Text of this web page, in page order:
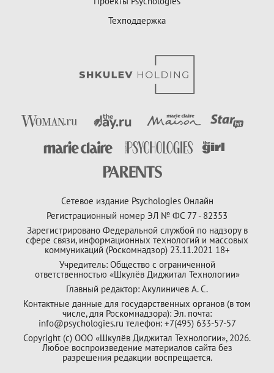
Техподдержка
Сетевое издание Psychologies Онлайн
Регистрационный номер ЭЛ № ФС 77 - 82353
Зарегистрировано Федеральной службой по надзору в
сфере связи, информационных технологий и массовых
коммуникаций (Роскомнадзор) 23.11.2021 18+
Учредитель: Общество с ограниченной
ответственностью «Шкулёв Диджитал Технологии»
Главный редактор: Акулиничев А. С.
Контактные данные для государственных органов (в том
числе, для Роскомнадзора): Эл. почта:
info@psychologies.ru телефон: +7(495) 633-57-57
Copyright (с) ООО «Шкулёв Диджитал Технологии», 2026.
Любое воспроизведение материалов сайта без
разрешения редакции воспрещается.